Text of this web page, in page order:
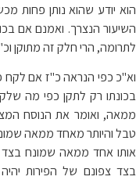
הוא יודע שהוא נותן פחות
השיעור הנצרך. ואמנם אם
לתרומה, הרי חלק זה מתוקן
וא"כ כפי הנראה כ"ז אם לקח
בכונתו רק לתקן כפי מה
ממאה, ואומר את הנוסח
טבל והיותר מאחד ממאה
אותו אחד ממאה שמונח
בצד צפונם של הפירות